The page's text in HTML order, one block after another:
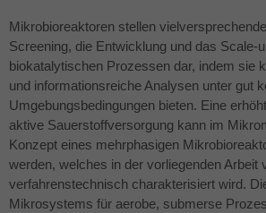
Mikrobioreaktoren stellen
Screening, die Entwicklung und das Scale-
biokatalytischen Prozessen dar, indem sie
und informationsreiche Analysen unter gut
Umgebungsbedingungen bieten. Eine
aktive Sauerstoffversorgung kann im
Konzept eines mehrphasigen
werden, welches in der vorliegenden Arbeit
verfahrenstechnisch charakterisiert wird.
Mikrosystems für aerobe, submerse